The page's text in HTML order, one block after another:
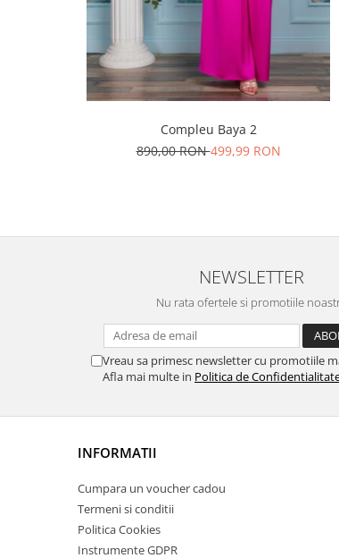
Compleu Baya 2
890,00 RON499,99 RON
NEWSLETTER
Nu rata ofertele si promotiile
Vreau sa primesc newsletter cu promotiile
Afla mai multe in Politica de
INFORMATII
Cumpara un voucher cadou
Termeni si conditii
Politica Cookies
Instrumente GDPR